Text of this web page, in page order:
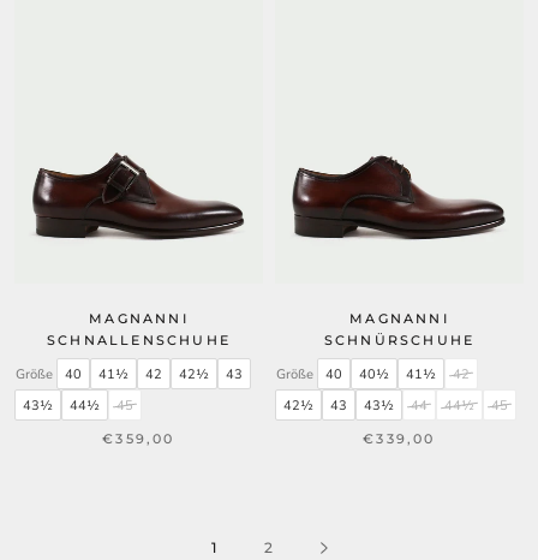
MAGNANNI
SCHNALLENSCHUHE
Größe 40 41½ 42 42½
43
43½
44½ 45
€359,00
MAGNANNI
SCHNÜRSCHUHE
Größe 40 40½ 41½
42
42½
43 43½ 44 44½ 45
€339,00
1 2